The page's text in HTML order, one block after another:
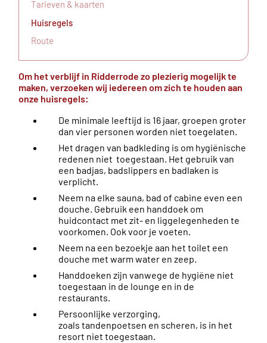
Tarieven & kaarten
Huisregels
Route
Om het verblijf in Ridderrode zo plezierig mogelijk te
maken, verzoeken wij iedereen om zich te houden aan
onze huisregels:
De minimale leeftijd is 16 jaar, groepen groter
dan vier personen worden niet toegelaten.
Het dragen van badkleding is om hygiënische
redenen niet toegestaan. Het gebruik van
een badjas, badslippers en badlaken is
verplicht.
Neem na elke sauna, bad of cabine even een
douche. Gebruik een handdoek om
huidcontact met zit- en liggelegenheden te
voorkomen. Ook voor je voeten.
Neem na een bezoekje aan het toilet een
douche met warm water en zeep.
Handdoeken zijn vanwege de hygiëne niet
toegestaan in de lounge en in de
restaurants.
Persoonlijke verzorging,
zoals tandenpoetsen en scheren, is in het
resort niet toegestaan.